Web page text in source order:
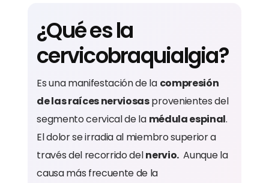
¿Qué es la
cervicobraquialgia?
Es una manifestación de la compresión
de las raíces nerviosasprovenientes del
segmento cervical de la médula espinal.
El dolor se irradia al miembro superior a
través del recorrido delnervio.Aunque la
causa más frecuente de la